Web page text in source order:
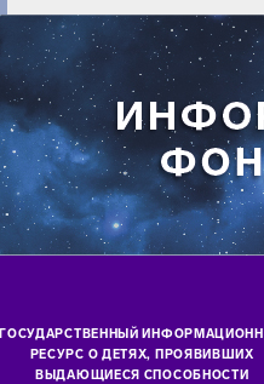
ГОСУДАРСТВЕННЫЙ
РЕСУРС О ДЕТЯХ, ПРОЯВИВШИХ
ВЫДАЮЩИЕСЯ СПОСОБНОСТИ